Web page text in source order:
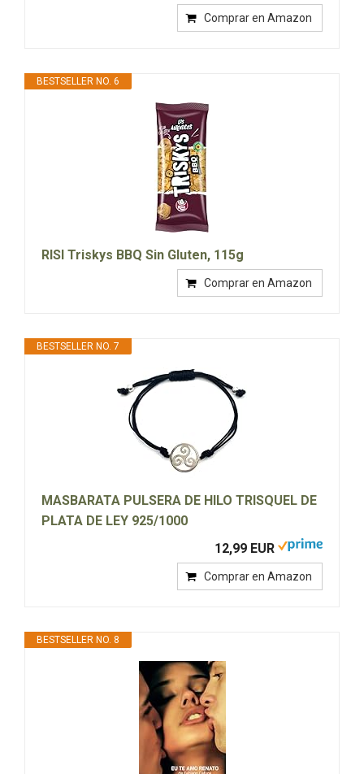
Comprar en Amazon
BESTSELLER NO. 6
RISI Triskys BBQ Sin Gluten, 115g
Comprar en Amazon
BESTSELLER NO. 7
MASBARATA PULSERA DE HILO TRISQUEL DE
PLATA DE LEY 925/1000
12,99 EUR
Comprar en Amazon
BESTSELLER NO. 8